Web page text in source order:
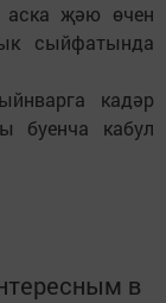
аска җәю өчен
сыйфатында
кадәр
буенча кабул
в